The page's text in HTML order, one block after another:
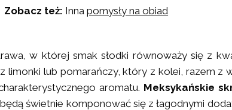
Zobacz też: Innapomysły na obiad
w której smak słodki równoważy się z
limonki lub pomarańczy, który z kolei, razem z
aromatu. Meksykańskie
świetnie komponować się z łagodnymi